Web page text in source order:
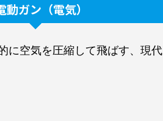
動ガン（電気）
に空気を圧縮して飛ばす、現代